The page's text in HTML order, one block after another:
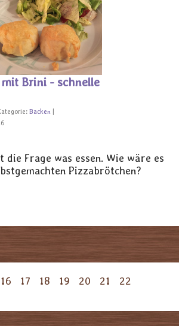
Brini - schnelle
Backen
Frage was essen. Wie wäre es
Pizzabrötchen?
16 17 18 19 20 21 22